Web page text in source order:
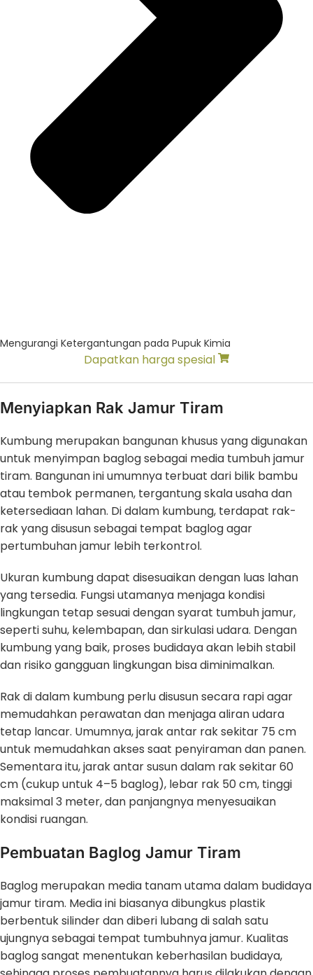
Mengurangi Ketergantungan pada Pupuk Kimia
Dapatkan harga spesial
Menyiapkan Rak Jamur Tiram
Kumbung merupakan bangunan khusus yang digunakan
untuk menyimpan baglog sebagai media tumbuh jamur
tiram. Bangunan ini umumnya terbuat dari bilik bambu
atau tembok permanen, tergantung skala usaha dan
ketersediaan lahan. Di dalam kumbung, terdapat rak-
rak yang disusun sebagai tempat baglog agar
pertumbuhan jamur lebih terkontrol.
Ukuran kumbung dapat disesuaikan dengan luas lahan
yang tersedia. Fungsi utamanya menjaga kondisi
lingkungan tetap sesuai dengan syarat tumbuh jamur,
seperti suhu, kelembapan, dan sirkulasi udara. Dengan
kumbung yang baik, proses budidaya akan lebih stabil
dan risiko gangguan lingkungan bisa diminimalkan.
Rak di dalam kumbung perlu disusun secara rapi agar
memudahkan perawatan dan menjaga aliran udara
tetap lancar. Umumnya, jarak antar rak sekitar 75 cm
untuk memudahkan akses saat penyiraman dan panen.
Sementara itu, jarak antar susun dalam rak sekitar 60
cm (cukup untuk 4–5 baglog), lebar rak 50 cm, tinggi
maksimal 3 meter, dan panjangnya menyesuaikan
kondisi ruangan.
Pembuatan Baglog Jamur Tiram
Baglog merupakan media tanam utama dalam budidaya
jamur tiram. Media ini biasanya dibungkus plastik
berbentuk silinder dan diberi lubang di salah satu
ujungnya sebagai tempat tumbuhnya jamur. Kualitas
baglog sangat menentukan keberhasilan budidaya,